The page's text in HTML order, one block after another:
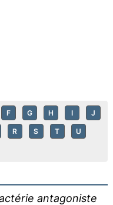
F G H I J
R S T U
antagoniste